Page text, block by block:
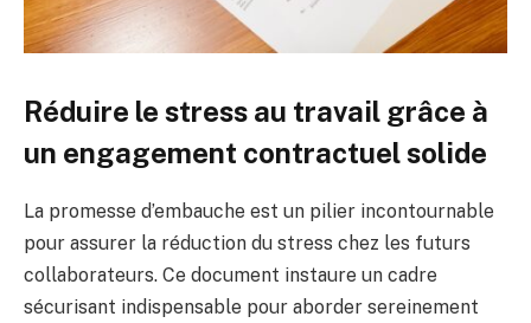
Réduire le stress au travail grâce à
un engagement contractuel solide
La promesse d’embauche est un pilier incontournable
pour assurer la réduction du stress chez les futurs
collaborateurs. Ce document instaure un cadre
sécurisant indispensable pour aborder sereinement